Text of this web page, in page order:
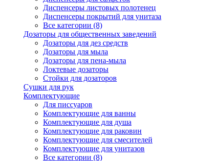
Диспенсеры листовых полотенец
Диспенсеры покрытий для унитаза
Все категории (8)
Дозаторы для общественных заведений
Дозаторы для дез средств
Дозаторы для мыла
Дозаторы для пена-мыла
Локтевые дозаторы
Стойки для дозаторов
Сушки для рук
Комплектующие
Для писсуаров
Комплектующие для ванны
Комплектующие для душа
Комплектующие для раковин
Комплектующие для смесителей
Комплектующие для унитазов
Все категории (8)